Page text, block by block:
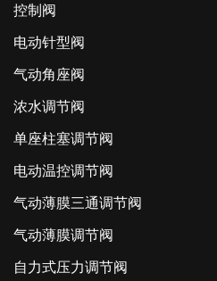
控制阀
电动针型阀
气动角座阀
浓水调节阀
单座柱塞调节阀
电动温控调节阀
气动薄膜三通调节阀
气动薄膜调节阀
自力式压力调节阀